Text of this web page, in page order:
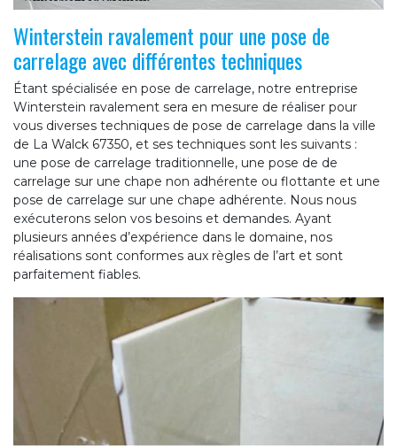
Winterstein ravalement pour une pose de
carrelage avec différentes techniques
Étant spécialisée en pose de carrelage, notre entreprise
Winterstein ravalement sera en mesure de réaliser pour
vous diverses techniques de pose de carrelage dans la ville
de La Walck 67350, et ses techniques sont les suivants :
une pose de carrelage traditionnelle, une pose de de
carrelage sur une chape non adhérente ou flottante et une
pose de carrelage sur une chape adhérente. Nous nous
exécuterons selon vos besoins et demandes. Ayant
plusieurs années d’expérience dans le domaine, nos
réalisations sont conformes aux règles de l’art et sont
parfaitement fiables.